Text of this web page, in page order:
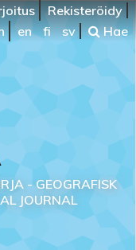
Rekisteröidy
en fi sv Hae
- GEOGRAFISK
JOURNAL